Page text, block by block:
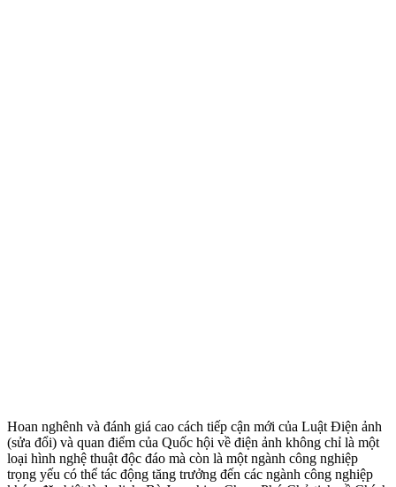
Hoan nghênh và đánh giá cao cách tiếp cận mới của Luật Điện ảnh
(sửa đổi) và quan điểm của Quốc hội về điện ảnh không chỉ là một
loại hình nghệ thuật độc đáo mà còn là một ngành công nghiệp
trọng yếu có thể tác động tăng trưởng đến các ngành công nghiệp